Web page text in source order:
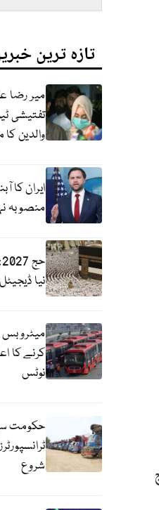
پہنچ
تازہ ترین
میر رضا
تفتیشی
والدین
ایران کا
منصوبہ
نیا
کرنے کا
نوٹس
حکومت
شروع